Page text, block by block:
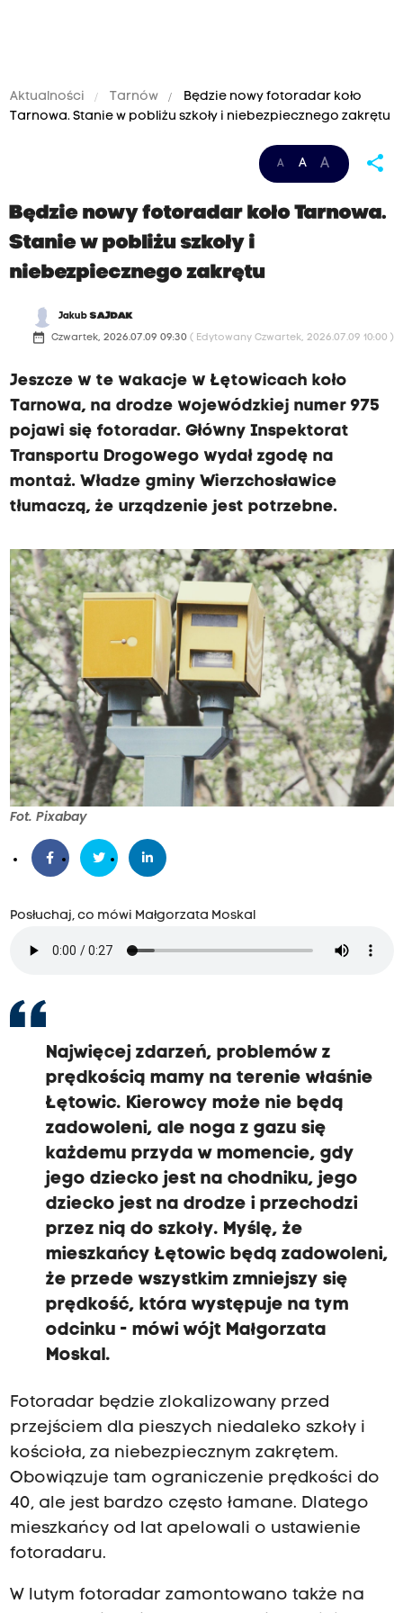
Aktualności Tarnów
Będzie nowy fotoradar koło
Tarnowa. Stanie w pobliżu szkoły i niebezpiecznego zakrętu
A A A share
Będzie nowy fotoradar koło Tarnowa.
Stanie w pobliżu szkoły i
niebezpiecznego zakrętu
JakubSAJDAK
date_range Czwartek, 2026.07.09 09:30 ( Edytowany Czwartek, 2026.07.09 10:00 )
Jeszcze w te wakacje w Łętowicach koło
Tarnowa, na drodze wojewódzkiej numer 975
pojawi się fotoradar. Główny Inspektorat
Transportu Drogowego wydał zgodę na
montaż. Władze gminy Wierzchosławice
tłumaczą, że urządzenie jest potrzebne.
Fot. Pixabay
Posłuchaj, co mówi Małgorzata Moskal
Najwięcej zdarzeń, problemów z
prędkością mamy na terenie właśnie
Łętowic. Kierowcy może nie będą
zadowoleni, ale noga z gazu się
każdemu przyda w momencie, gdy
jego dziecko jest na chodniku, jego
dziecko jest na drodze i przechodzi
przez nią do szkoły. Myślę, że
mieszkańcy Łętowic będą zadowoleni,
że przede wszystkim zmniejszy się
prędkość, która występuje na tym
odcinku - mówi wójt Małgorzata
Moskal.
Fotoradar będzie zlokalizowany przed
przejściem dla pieszych niedaleko szkoły i
kościoła, za niebezpiecznym zakrętem.
Obowiązuje tam ograniczenie prędkości do
40, ale jest bardzo często łamane. Dlatego
mieszkańcy od lat apelowali o ustawienie
fotoradaru.
W lutym fotoradar zamontowano także na